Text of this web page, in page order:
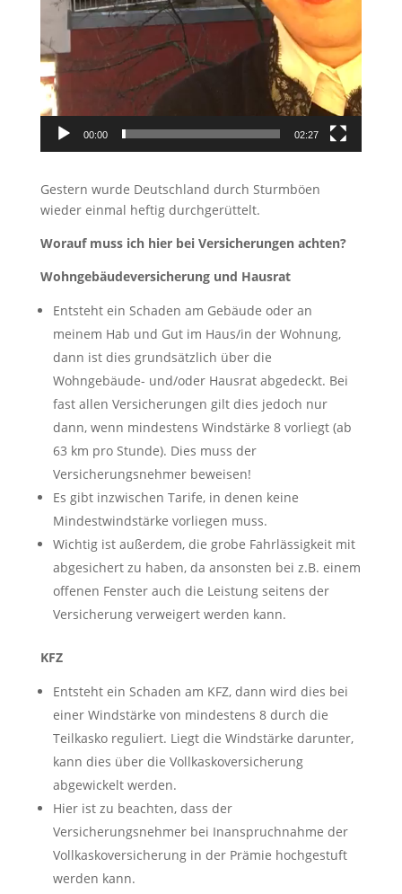
00:00 02:27
Gestern wurde Deutschland durch Sturmböen
wieder einmal heftig durchgerüttelt.
Worauf muss ich hier bei Versicherungen achten?
Wohngebäudeversicherung und Hausrat
Entsteht ein Schaden am Gebäude oder an
meinem Hab und Gut im Haus/in der Wohnung,
dann ist dies grundsätzlich über die
Wohngebäude- und/oder Hausrat abgedeckt. Bei
fast allen Versicherungen gilt dies jedoch nur
dann, wenn mindestens Windstärke 8 vorliegt (ab
63 km pro Stunde). Dies muss der
Versicherungsnehmer beweisen!
Es gibt inzwischen Tarife, in denen keine
Mindestwindstärke vorliegen muss.
Wichtig ist außerdem, die grobe Fahrlässigkeit mit
abgesichert zu haben, da ansonsten bei z.B. einem
offenen Fenster auch die Leistung seitens der
Versicherung verweigert werden kann.
KFZ
Entsteht ein Schaden am KFZ, dann wird dies bei
einer Windstärke von mindestens 8 durch die
Teilkasko reguliert. Liegt die Windstärke darunter,
kann dies über die Vollkaskoversicherung
abgewickelt werden.
Hier ist zu beachten, dass der
Versicherungsnehmer bei Inanspruchnahme der
Vollkaskoversicherung in der Prämie hochgestuft
werden kann.